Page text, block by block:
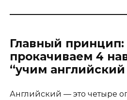
Главный принцип:
прокачиваем 4
“учим
Английский — это четыре